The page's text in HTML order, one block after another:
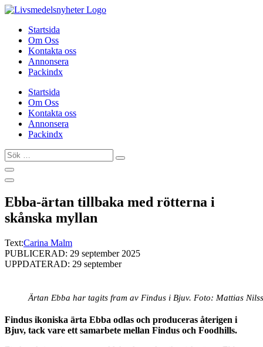
Hoppa
innehållStartsida
Om Oss
Kontakta oss
Annonsera
Packindx
Startsida
Om Oss
Kontakta oss
Annonsera
Packindx
Sök
…
Ebba-ärtan tillbaka med rötterna i
skånska myllan
Text:Carina Malm
PUBLICERAD: 29 september 2025
UPPDATERAD: 29 september
Ärtan Ebba har tagits fram av Findus i Bjuv. Foto: Mattias
Findus ikoniska ärta Ebba odlas och produceras återigen i
Bjuv, tack vare ett samarbete mellan Findus och Foodhills.